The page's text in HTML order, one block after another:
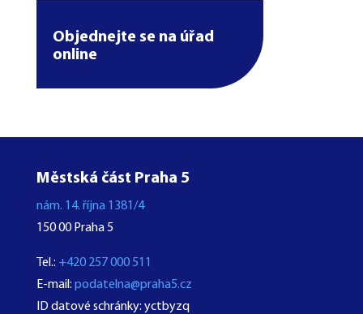
Objednejte se na úřad
online
Městská část Praha 5
nám. 14. října 1381/4
150 00 Praha 5
Tel.: +420 257 000 511
E-mail: podatelna@praha5.cz
ID datové schránky: yctbyzq